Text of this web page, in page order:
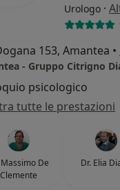
Urologo ·
153, Amantea •
psicologico
tutte le prestazioni
Massimo De
Clemente
Dr. Elia